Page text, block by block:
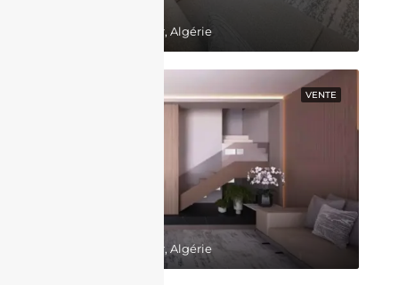
Belgaid, Bir El Djir, Algérie
VENTE
Belgaid, Bir El Djir, Algérie